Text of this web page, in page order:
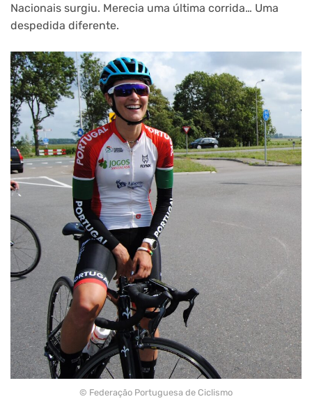
Nacionais surgiu. Merecia uma última corrida… Uma
despedida diferente.
© Federação Portuguesa de Ciclismo